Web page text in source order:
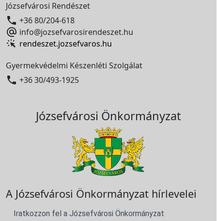
Józsefvárosi Rendészet
 +36 80/204-618
 info@jozsefvarosirendeszet.hu
rendeszet.jozsefvaros.hu
Gyermekvédelmi Készenléti Szolgálat
 +36 30/493-1925
Józsefvárosi Önkormányzat
A Józsefvárosi Önkormányzat hírlevelei
Iratkozzon fel a Józsefvárosi Önkormányzat